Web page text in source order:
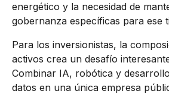
energético y la necesidad de
gobernanza específicas para ese
Para los inversionistas, la
activos crea un desafío
Combinar IA, robótica y
datos en una única empresa